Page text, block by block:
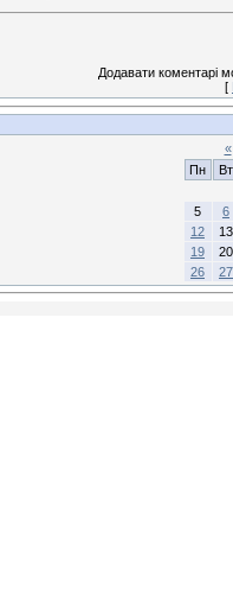
Додавати коментарі
[
«
Пн
Вт
5
6
12
13
19
20
26
27